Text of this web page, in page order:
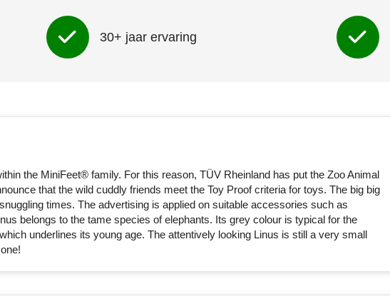
30+ jaar ervaring
the MiniFeet® family. For this reason, TÜV Rheinland has put the Zoo Animal
that the wild cuddly friends meet the Toy Proof criteria for toys. The big big
times. The advertising is applied on suitable accessories such as
belongs to the tame species of elephants. Its grey colour is typical for the
underlines its young age. The attentively looking Linus is still a very small